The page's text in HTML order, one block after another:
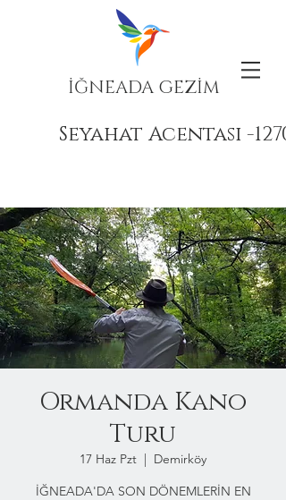
İĞNEADA GEZİM
Seyahat Acentası -
Ormanda Kano
Turu
17 Haz Pzt
  |
Demirköy
İĞNEADA'DA SON DÖNEMLERİN EN